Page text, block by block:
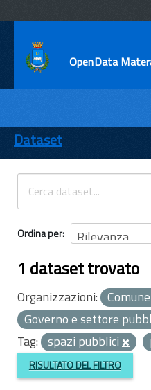
OpenData
ENTI
TEMI
INFORMAZIONI
Dataset
Ordina per
1 dataset trovato
Organizzazioni:
Governo e settore
Tag: spazi pubblici
RISULTATO DEL FILTRO